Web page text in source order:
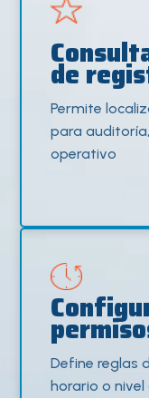
de
Permite
para
operativo
Define reglas
horario o